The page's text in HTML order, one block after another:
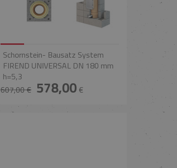
Schornstein- Bausatz System
FIREND UNIVERSAL DN 180 mm
h=5,3
607,00 € 578,00€